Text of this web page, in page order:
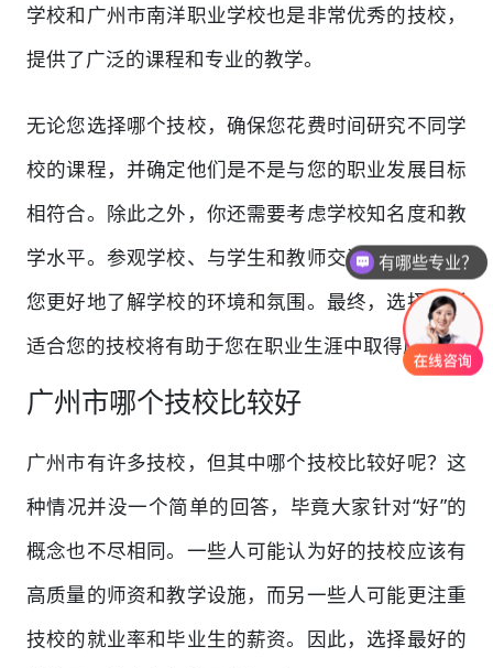
学校和广州市南洋职业学校也是非常优秀的技校，
提供了广泛的课程和专业的教学。
无论您选择哪个技校，确保您花费时间研究不同学
校的课程，并确定他们是不是与您的职业发展目标
相符合。除此之外，你还需要考虑学校知名度和教
学水平。参观学校、与学生和教师交流，可以帮助
您更好地了解学校的环境和氛围。最终，选择一所
适合您的技校将有助于您在职业生涯中取得成功。
广州市哪个技校比较好
广州市有许多技校，但其中哪个技校比较好呢？这
种情况并没一个简单的回答，毕竟大家针对“好”的
概念也不尽相同。一些人可能认为好的技校应该有
高质量的师资和教学设施，而另一些人可能更注重
技校的就业率和毕业生的薪资。因此，选择最好的
有哪些专业？